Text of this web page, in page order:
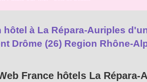
hôtel à La Répara-Auriples
Drôme (26) Region Rhône-
France hôtels La Répara-